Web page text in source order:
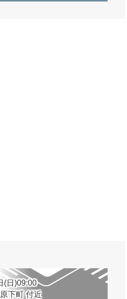
(日)09:00
下町 付近